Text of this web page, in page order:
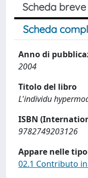
Scheda breve
Scheda
Anno di
2004
Titolo del libro
L'individu
ISBN
9782749203126
Appare nelle
02.1 Contributo